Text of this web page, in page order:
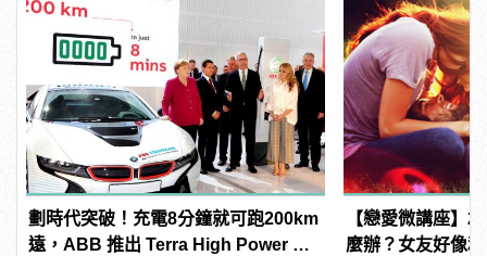
劃時代突破！充電8分鐘就可跑200km
遠，ABB 推出 Terra High Power 直
【戀愛微講座】
麼辦？女友好像